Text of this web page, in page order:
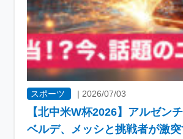
スポーツ | 2026/07/03
【北中米W杯2026】アルゼン
ベルデ、メッシと挑戦者が激